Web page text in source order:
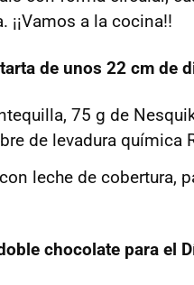
¡¡Vamos a la cocina!!
de unos 22 cm de
75 g de
de levadura química
leche de cobertura,
chocolate para el